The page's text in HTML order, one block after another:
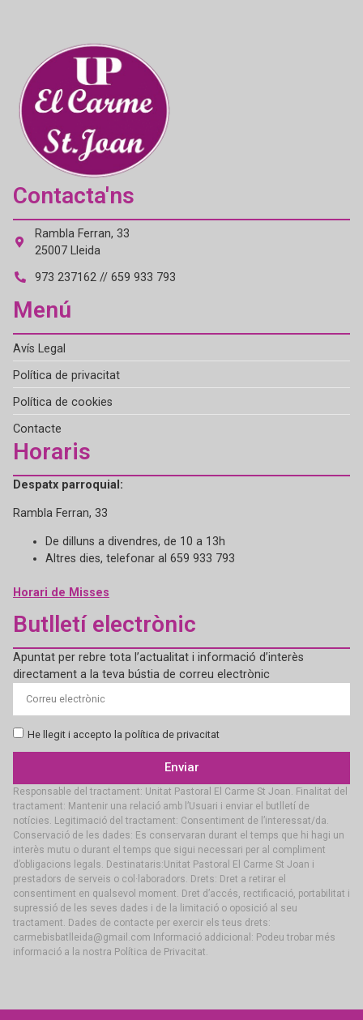
Contacta'ns
Rambla Ferran, 33
25007 Lleida
973 237162 // 659 933 793
Menú
Avís Legal
Política de privacitat
Política de cookies
Contacte
Horaris
Despatx parroquial:
Rambla Ferran, 33
De dilluns a divendres, de 10 a 13h
Altres dies, telefonar al 659 933 793
Horari de Misses
Butlletí electrònic
Apuntat per rebre tota l’actualitat i informació d’interès
directament a la teva bústia de correu electrònic
He llegit i accepto la política de privacitat
Enviar
Responsable del tractament: Unitat Pastoral El Carme St Joan. Finalitat del
tractament: Mantenir una relació amb l’Usuari i enviar el butlletí de
notícies. Legitimació del tractament: Consentiment de l’interessat/da.
Conservació de les dades: Es conservaran durant el temps que hi hagi un
interès mutu o durant el temps que sigui necessari per al compliment
d’obligacions legals. Destinataris:Unitat Pastoral El Carme St Joan i
prestadors de serveis o col·laboradors. Drets: Dret a retirar el
consentiment en qualsevol moment. Dret d’accés, rectificació, portabilitat i
supressió de les seves dades i de la limitació o oposició al seu
tractament. Dades de contacte per exercir els teus drets:
carmebisbatlleida@gmail.com Informació addicional: Podeu trobar més
informació a la nostra Política de Privacitat.